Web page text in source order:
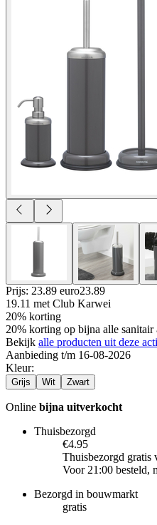
Prijs: 23.89 euro23.89
19.11 met Club Karwei
20% korting
20% korting op bijna alle
Bekijk alle producten uit deze
Aanbieding t/m 16-08-2026
Kleur:
Grijs Wit Zwart
Online bijna uitverkocht
Thuisbezorgd
€4.95
Thuisbezorgd gratis
Voor 21:00 besteld,
Bezorgd in bouwmarkt
gratis